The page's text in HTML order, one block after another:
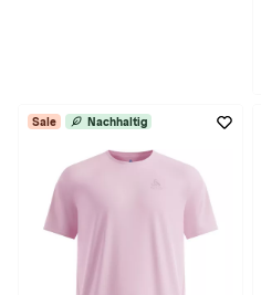
Sale Nachhaltig